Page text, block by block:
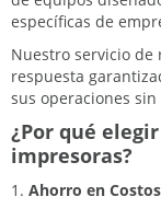
específicas de
Nuestro servicio
respuesta
sus operaciones
¿Por qué
impresoras?
Ahorro en